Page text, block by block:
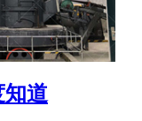
知道